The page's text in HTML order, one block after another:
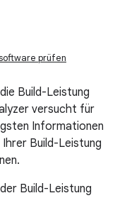
prüfen
Build-Leistung
versucht für
Informationen
Ihrer Build-Leistung
Build-Leistung